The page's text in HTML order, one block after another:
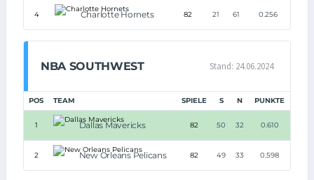
4 Charlotte Hornets 82 21 61 0.256
NBA SOUTHWEST Stand: 24.06.2024
POS TEAM SPIELE S N PUNKTE
1 Dallas Mavericks 82 50 32 0.610
2 New Orleans Pelicans 82 49 33 0.598